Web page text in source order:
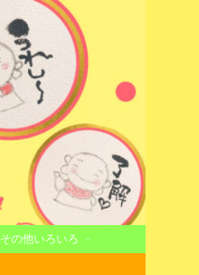
その他いろいろ